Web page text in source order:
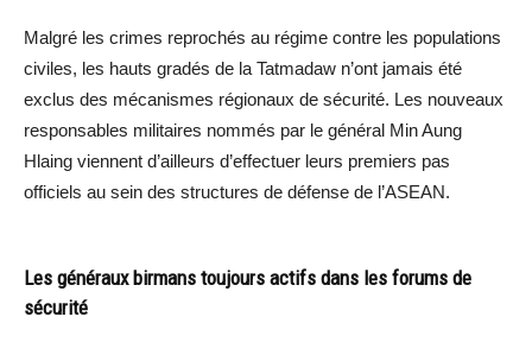
Malgré les crimes reprochés au régime contre les populations
civiles, les hauts gradés de la Tatmadaw n’ont jamais été
exclus des mécanismes régionaux de sécurité. Les nouveaux
responsables militaires nommés par le général Min Aung
Hlaing viennent d’ailleurs d’effectuer leurs premiers pas
officiels au sein des structures de défense de l’ASEAN.
Les généraux birmans toujours actifs dans les forums de
sécurité